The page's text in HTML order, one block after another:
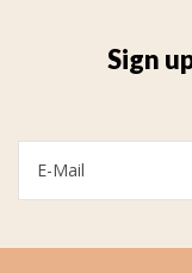
Sign